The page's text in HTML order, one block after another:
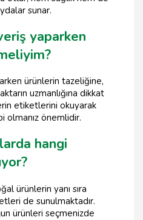
sunar.
yaparken
ürünlerin tazeliğine,
uzmanlığına dikkat
etiketlerini okuyarak
olmanız önemlidir.
hangi
ürünlerin yanı sıra
de sunulmaktadır.
ürünleri seçmenizde